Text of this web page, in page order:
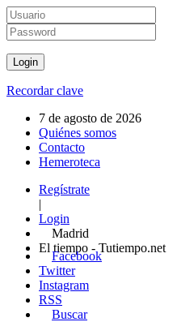
Recordar clave
7 de agosto de 2026
Quiénes somos
Contacto
Hemeroteca
Regístrate
|
Login
Madrid
El tiempo - Tutiempo.net
Facebook
Twitter
Instagram
RSS
Buscar